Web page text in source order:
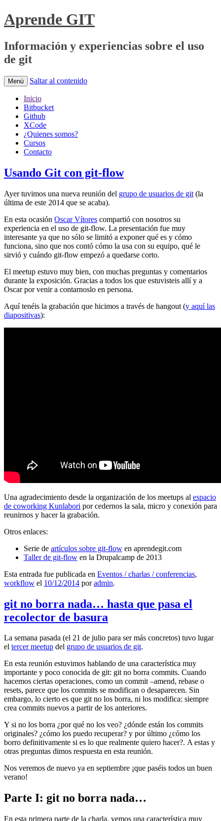
Aprende GIT
Información y experiencias sobre el uso
de git
Menú Saltar al contenido
Inicio
Bitbucket
Github
XCode
¿Quienes somos?
Cursos
Contacto
Usando Git con git-flow
Ayer tuvimos una nueva reunión del grupo de usuarios de git (la
última de este 2014 que se acaba).
En esta ocasión Oscar Vítores compartió con nosotros su
experiencia en el uso de git-flow. La presentación fue muy
interesante ya que no sólo se limitó a exponer qué es y cómo
funciona, sino que nos contó cómo la usa con su equipo, qué le
sirvió y cuándo git-flow empezó a quedarse corto.
El meetup estuvo muy bien, con muchas preguntas y comentarios
durante la exposición. Gracias a todos los que estuvisteis allí y a
Oscar por venir a contarnoslo en persona.
Aquí tenéis la grabación que hicimos a través de hangout (y aquí las
diapositivas):
Una agradecimiento desde la organización de los meetups al espacio
de coworking Kunlabori por cedernos la sala, micro y conexión para
reunirnos y hacer la grabación.
Otros enlaces:
Serie de artículos sobre git-flow en aprendegit.com
Taller de git-flow en la Drupalcamp de 2013
Esta entrada fue publicada en Eventos / charlas / conferencias,
workflow el 10/12/2014 poradmin.
git no borra nada… hasta que pasa el
recolector de basura
La semana pasada (el 21 de julio para ser más concretos) tuvo lugar
el tercer meetup del grupo de usuarios de git.
En esta reunión estuvimos hablando de una característica muy
importante y poco conocida de git: git no borra commits. Cuando
hacemos ciertas operaciones, como un commit –amend, rebase o
resets, parece que los commits se modifican o desaparecen. Sin
embargo, lo cierto es que git no los borra, ni los modifica: siempre
crea commits nuevos a partir de los anteriores.
Y si no los borra ¿por qué no los veo? ¿dónde están los commits
originales? ¿cómo los puedo recuperar? y por último ¿cómo los
borro definitivamente si es lo que realmente quiero hacer?. A estas y
otras preguntas dimos respuesta en esta reunión.
Nos veremos de nuevo ya en septiembre ¡que paséis todos un buen
verano!
Parte I: git no borra nada…
En esta primera parte de la charla, vemos una característica muy